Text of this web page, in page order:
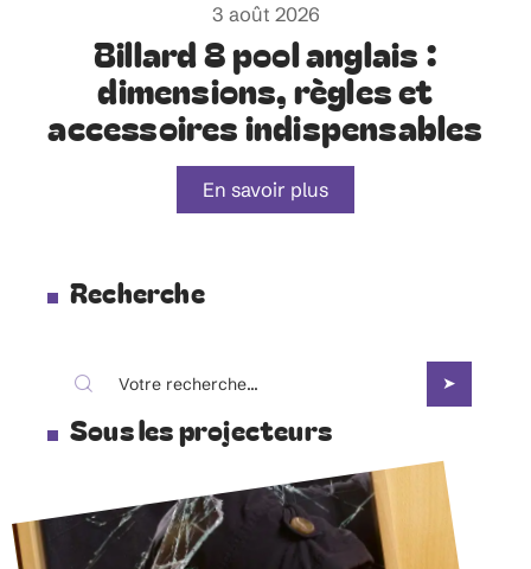
3 août 2026
Billard 8 pool anglais :
dimensions, règles et
accessoires indispensables
En savoir plus
Recherche
Sous les projecteurs